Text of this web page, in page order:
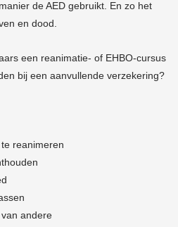
de AED gebruikt. En zo het
en dood.
een reanimatie- of EHBO-cursus
bij een aanvullende verzekering?
reanimeren
andere